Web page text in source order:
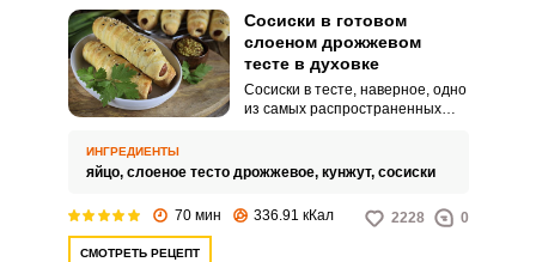
Сосиски в готовом
слоеном дрожжевом
тесте в духовке
Сосиски в тесте, наверное, одно
из самых распространенных
ИНГРЕДИЕНТЫ
яйцо, слоеное тесто дрожжевое, кунжут, сосиски
70 мин 336.91 кКал 2228 0
СМОТРЕТЬ РЕЦЕПТ